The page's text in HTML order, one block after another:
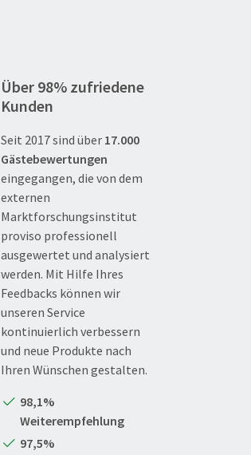
Über 98% zufriedene
Kunden
Seit 2017 sind über 17.000
Gästebewertungen
eingegangen, die von dem
externen
Marktforschungsinstitut
proviso professionell
ausgewertet und analysiert
werden. Mit Hilfe Ihres
Feedbacks können wir
unseren Service
kontinuierlich verbessern
und neue Produkte nach
Ihren Wünschen gestalten.
98,1%
Weiterempfehlung
97,5%